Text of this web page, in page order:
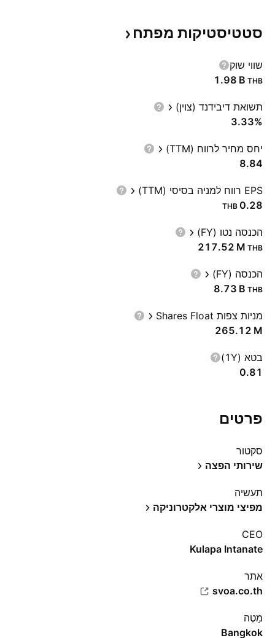
סטטיסטיקות מפתח
שווי שוק
‪1.98 B‬ THB
תשואת דיבידנד (צוין)
3.33%
יחס מחיר לרווח (TTM)
8.84
EPS רווח למניה בסיסי (TTM)
0.28
THB
הכנסה נטו (FY)
‪217.52 M‬ THB
הכנסה (FY)
‪8.73 B‬ THB
מניות צפות Shares Float
‪265.12 M‬
בטא (1Y)
0.81
פרטים
סקטור
שירותי הפצה
תעשיה
מפיצי מוצרי אלקטרוניקה
CEO
Kulapa Intanate
אתר‏
svoa.co.th
מַטֶה
Bangkok